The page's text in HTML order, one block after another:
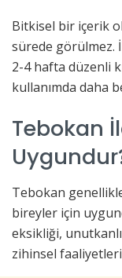
Bitkisel bir içerik
sürede görülmez.
2-4 hafta düzenli
kullanımda daha
Tebokan
Tebokan
bireyler için
eksikliği,
zihinsel